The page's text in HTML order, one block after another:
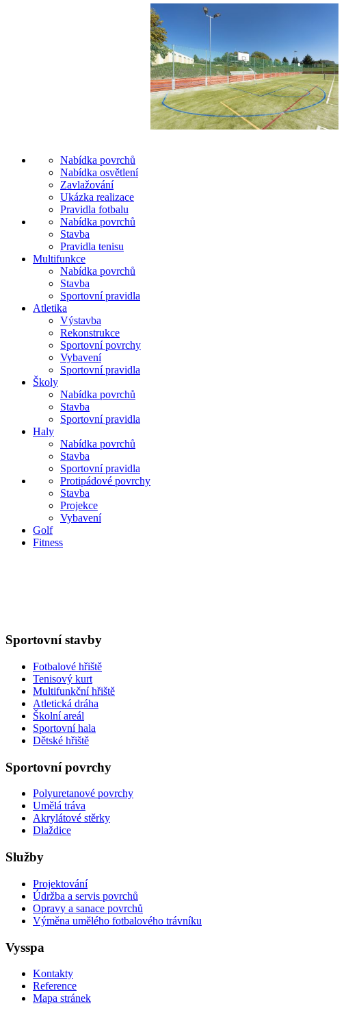
Nabídka povrchů
Nabídka osvětlení
Zavlažování
Ukázka realizace
Pravidla fotbalu
Nabídka povrchů
Stavba
Pravidla tenisu
Multifunkce
Nabídka povrchů
Stavba
Sportovní pravidla
Atletika
Výstavba
Rekonstrukce
Sportovní povrchy
Vybavení
Sportovní pravidla
Školy
Nabídka povrchů
Stavba
Sportovní pravidla
Haly
Nabídka povrchů
Stavba
Sportovní pravidla
Protipádové povrchy
Stavba
Projekce
Vybavení
Golf
Fitness
Sportovní stavby
Fotbalové hřiště
Tenisový kurt
Multifunkční hřiště
Atletická dráha
Školní areál
Sportovní hala
Dětské hřiště
Sportovní povrchy
Polyuretanové povrchy
Umělá tráva
Akrylátové stěrky
Dlaždice
Služby
Projektování
Údržba a servis povrchů
Opravy a sanace povrchů
Výměna umělého fotbalového trávníku
Vysspa
Kontakty
Reference
Mapa stránek